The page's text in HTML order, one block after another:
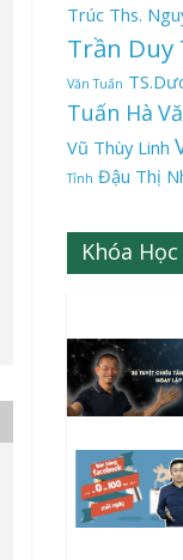
Trúc Ths.
Trần Duy
Văn Tuấn
Tuấn Hà
Vũ Thùy Linh
Tỉnh Đậu Thị
Khóa